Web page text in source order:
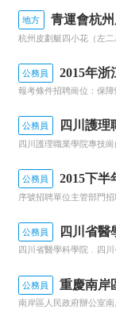
地方 青運會杭
公務員 2015年浙
公務員 四川護理
公務員 2015下半
公務員 四川省醫
公務員 重慶南岸